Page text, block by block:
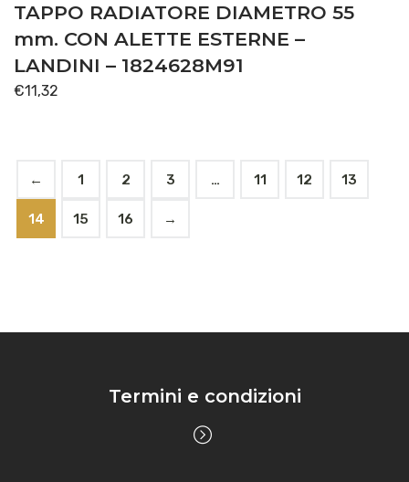
TAPPO RADIATORE DIAMETRO 55
mm. CON ALETTE ESTERNE –
LANDINI – 1824628M91
€11,32
← 1 2 3 … 11 12 13
14 15 16 →
Termini e condizioni